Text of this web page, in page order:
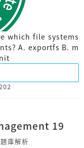
which file systems
A. exportfs B. m
19
題庫解析